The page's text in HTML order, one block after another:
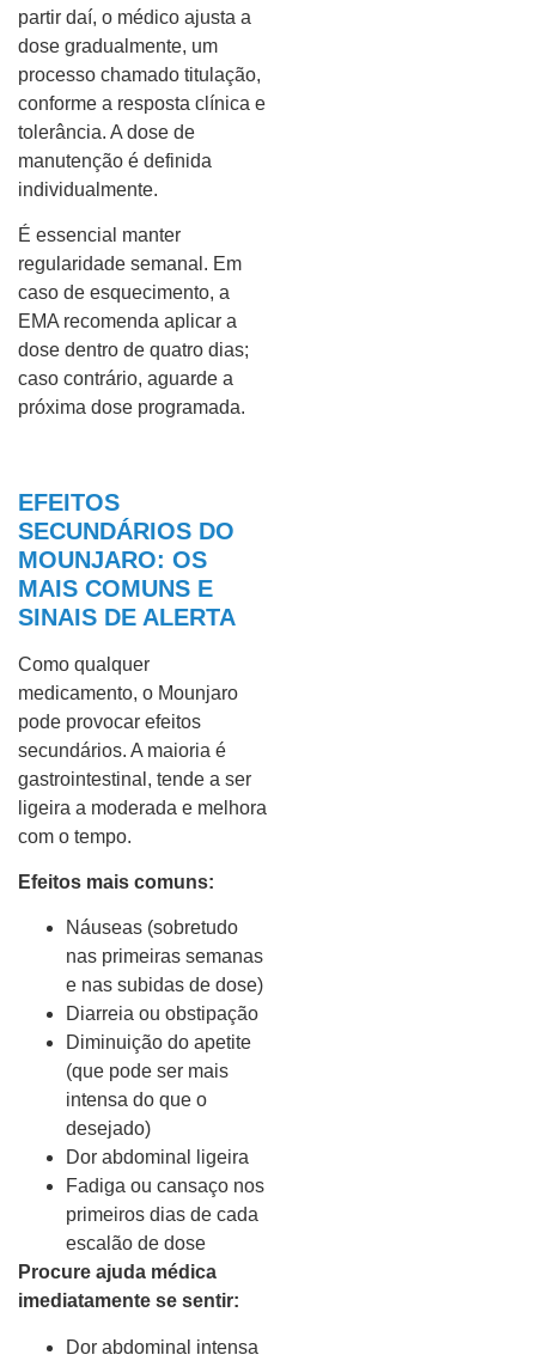
partir daí, o médico ajusta a
dose gradualmente, um
processo chamado titulação,
conforme a resposta clínica e
tolerância. A dose de
manutenção é definida
individualmente.
É essencial manter
regularidade semanal. Em
caso de esquecimento, a
EMA recomenda aplicar a
dose dentro de quatro dias;
caso contrário, aguarde a
próxima dose programada.
EFEITOS
SECUNDÁRIOS DO
MOUNJARO: OS
MAIS COMUNS E
SINAIS DE ALERTA
Como qualquer
medicamento, o Mounjaro
pode provocar efeitos
secundários. A maioria é
gastrointestinal, tende a ser
ligeira a moderada e melhora
com o tempo.
Efeitos mais comuns:
Náuseas (sobretudo
nas primeiras semanas
e nas subidas de dose)
Diarreia ou obstipação
Diminuição do apetite
(que pode ser mais
intensa do que o
desejado)
Dor abdominal ligeira
Fadiga ou cansaço nos
primeiros dias de cada
escalão de dose
Procure ajuda médica
imediatamente se sentir:
Dor abdominal intensa